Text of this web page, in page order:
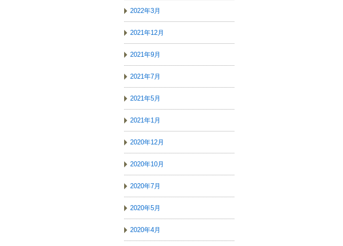
2022年3月
2021年12月
2021年9月
2021年7月
2021年5月
2021年1月
2020年12月
2020年10月
2020年7月
2020年5月
2020年4月